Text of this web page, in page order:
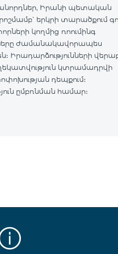
Իրանի պետական
երկրի տարածքում
կողմից ռոումինգ
ժամանակավորապես
Իրադարձությունների
կտրամադրվի
դեպքում։
ըմբռնման համար։